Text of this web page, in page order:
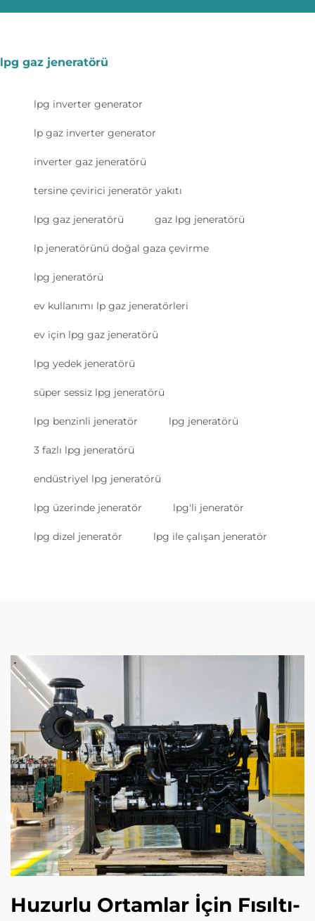
lpg gaz jeneratörü
lpg inverter generator
lp gaz inverter generator
inverter gaz jeneratörü
tersine çevirici jeneratör yakıtı
lpg gaz jeneratörü gaz lpg jeneratörü
lp jeneratörünü doğal gaza çevirme
lpg jeneratörü
ev kullanımı lp gaz jeneratörleri
ev için lpg gaz jeneratörü
lpg yedek jeneratörü
süper sessiz lpg jeneratörü
lpg benzinli jeneratör lpg jeneratörü
3 fazlı lpg jeneratörü
endüstriyel lpg jeneratörü
lpg üzerinde jeneratör lpg'li jeneratör
lpg dizel jeneratör lpg ile çalışan jeneratör
Huzurlu Ortamlar İçin Fısıltı-